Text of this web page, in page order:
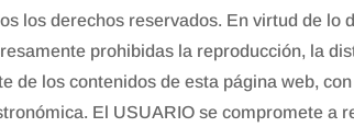
los derechos reservados. En virtud de lo
prohibidas la reproducción, la
de los contenidos de esta página web,
El USUARIO se compromete a